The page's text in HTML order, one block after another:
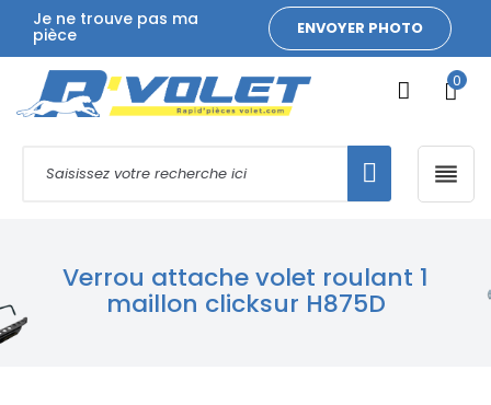
Je ne trouve pas ma
pièce ENVOYER PHOTO
0

Verrou attache volet roulant 1
maillon clicksur H875D